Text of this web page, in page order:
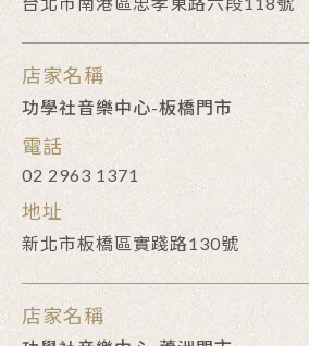
店家名稱
功學社音樂中心-板橋門市
電話
02 2963 1371
地址
新北市板橋區實踐路130號
店家名稱